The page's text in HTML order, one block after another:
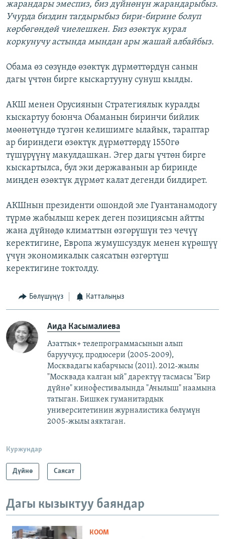
жарандары эмеспиз, биз дүйнөнүн жарандарыбыз.
Учурда биздин тагдырыбыз бири-бирине болуп
көрбөгөндөй чиелешкен. Биз өзөктүк курал
коркунучу астында мындан ары жашай албайбыз.
Обама өз сөзүндө өзөктүк дүрмөттөрдүн санын
дагы үчтөн бирге кыскартууну сунуш кылды.
АКШ менен Орусиянын Стратегиялык куралды
кыскартуу боюнча Обаманын биринчи бийлик
мөөнөтүндө түзгөн келишимге ылайык, тараптар
ар бириндеги өзөктүк дүрмөттөрдү 1550гө
түшүрүүнү макулдашкан. Эгер дагы үчтөн бирге
кыскартылса, бул эки державанын ар биринде
миңден өзөктүк дүрмөт калат дегенди билдирет.
АКШнын президенти ошондой эле Гуантанамодогу
түрмө жабылыш керек деген позициясын айтты
жана дүйнөдө климаттын өзгөрүшүн тез чечүү
керектигине, Европа жумушсуздук менен күрөшүү
үчүн экономикалык саясатын өзгөртүш
керектигине токтолду.
Бөлүшүңүз Катталыңыз
Аида Касымалиева
Азаттык+ телепрограммасынын алып
баруучусу, продюсери (2005-2009),
Москвадагы кабарчысы (2011). 2012-жылы
"Москвада калган ый" даректүү тасмасы "Бир
дүйнө" кинофестивалында "Ачылыш" наамына
татыган. Бишкек гуманитардык
университетинин журналистика бөлүмүн
2005-жылы аяктаган.
Куржундар
Дүйнө Саясат
Дагы кызыктуу баяндар
КООМ